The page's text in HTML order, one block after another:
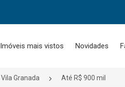
Imóveis mais vistos Novidades
Vila Granada Até R$ 900 mil